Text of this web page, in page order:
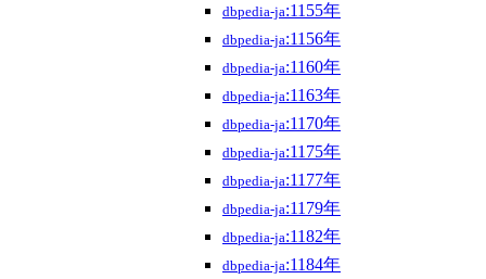
dbpedia-ja:1155年
dbpedia-ja:1156年
dbpedia-ja:1160年
dbpedia-ja:1163年
dbpedia-ja:1170年
dbpedia-ja:1175年
dbpedia-ja:1177年
dbpedia-ja:1179年
dbpedia-ja:1182年
dbpedia-ja:1184年